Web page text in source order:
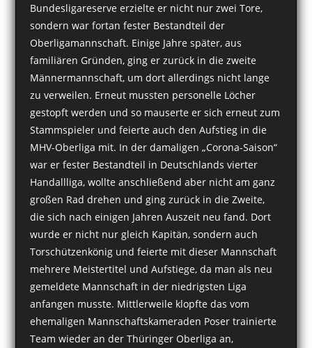
Bundesligareserve erzielte er nicht nur zwei Tore,
sondern war fortan fester Bestandteil der
Oberligamannschaft. Einige Jahre später, aus
familiären Gründen, ging er zurück in die zweite
Männermannschaft, um dort allerdings nicht lange
zu verweilen. Erneut mussten personelle Löcher
gestopft werden und so mauserte er sich erneut zum
Stammspieler und feierte auch den Aufstieg in die
MHV-Oberliga mit. In der damaligen „Corona-Saison“
war er fester Bestandteil in Deutschlands vierter
Handallliga, wollte anschließend aber nicht am ganz
großen Rad drehen und ging zurück in die Zweite,
die sich nach einigen Jahren Auszeit neu fand. Dort
wurde er nicht nur gleich Kapitän, sondern auch
Torschützenkönig und feierte mit dieser Mannschaft
mehrere Meistertitel und Aufstiege, da man als neu
gemeldete Mannschaft in der niedrigsten Liga
anfangen musste. Mittlerweile klopfte das vom
ehemaligen Mannschaftskameraden Poser trainierte
Team wieder an der Thüringer Oberliga an,